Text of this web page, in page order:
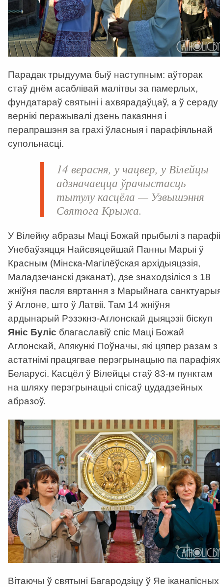
Парадак трыдуума быў наступным: аўторак
стаў днём асаблівай малітвы за памерлых,
фундатараў святыні і ахвярадаўцаў, а ў сераду
вернікі перажывалі дзень пакаяння і
перапрашэня за грахі ўласныя і парафіяльнай
супольнасці.
14 верасня, у чацвер, у Вілейцы
адзначаецца ўрачыстасць
тытулу касцёла — Узвышэння
Святога Крыжа.
У Вілейку абразы Маці Божай прыбылі з парафіі
Унебаўзяцця Найсвяцейшай Панны Марыі ў
Красным (Мінска-Магілёўская архідыяцэзія,
Маладзечанскі дэканат), дзе знаходзіліся з 18
жніўня пасля вяртання з Марыйнага
ў Аглоне, што ў Латвіі. Там 14 жніўня
ардынарый Рэзэкнэ-Аглонскай дыяцэзіі біскуп
Яніс Буліс благаславіў спіс Маці Божай
Аглонскай, Апякункі Поўначы, які цяпер разам з
астатнімі працягвае перэгрынацыю па парафіях
Беларусі. Касцёл ў Вілейцы стаў 83-м пунктам
на шляху перэгрынацыі спісаў цудадзейных
абразоў.
Вітаючы ў святыні Багародзіцу ў Яе іканапісных